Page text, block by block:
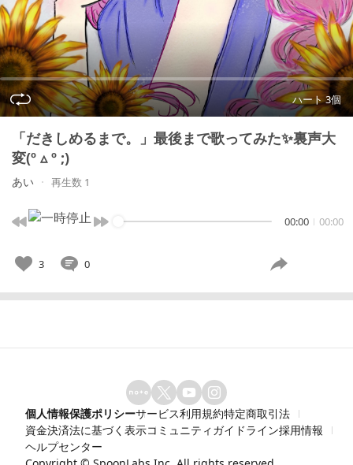
ハート 3個
「だきしめるまで。」最後まで歌ってみた✨裏声大
変(º ▵ º ;)
あい 再生数 1
00:00 00:00
3 0
個人情報保護ポリシーサービス利用規約特定商取引法
資金決済法に基づく表示コミュニティガイドライン採用情報
ヘルプセンター